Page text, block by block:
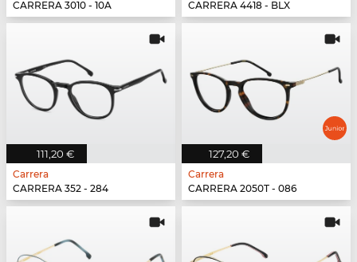
CARRERA 3010 - 10A
CARRERA 4418 - BLX
111,20 €
Carrera
CARRERA 352 - 284
127,20 €
Carrera
CARRERA 2050T - 086